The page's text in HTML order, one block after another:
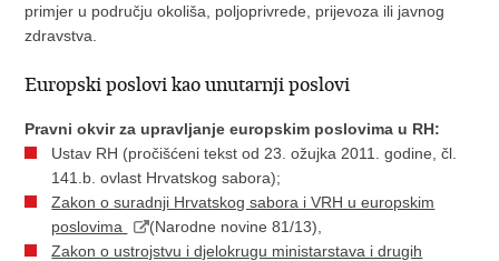
primjer u području okoliša, poljoprivrede, prijevoza ili javnog
zdravstva.
Europski poslovi kao unutarnji poslovi
Pravni okvirza upravljanje europskim poslovima u RH:
Ustav RH (pročišćeni tekst od 23. ožujka 2011. godine, čl.
141.b. ovlast Hrvatskog sabora);
Zakon o suradnji Hrvatskog sabora i VRH u europskim
poslovima
(Narodne novine 81/13),
Zakon o ustrojstvu i djelokrugu ministarstava i drugih